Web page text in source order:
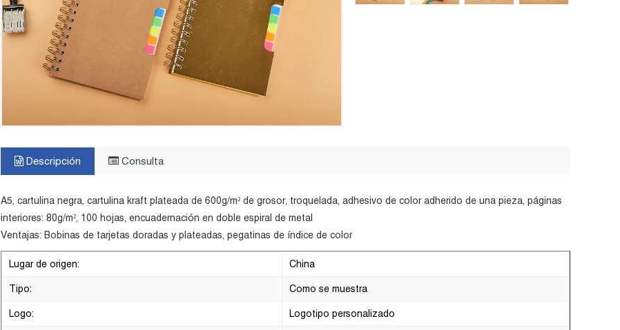
Descripción Consulta
A5, cartulina negra, cartulina kraft plateada de 600g/m² de grosor, troquelada, adhesivo de color adherido de una pieza, páginas
interiores: 80g/m², 100 hojas, encuadernación en doble espiral de metal
Ventajas: Bobinas de tarjetas doradas y plateadas, pegatinas de índice de color
Lugar de origen: China
Tipo: Como se muestra
Logo: Logotipo personalizado